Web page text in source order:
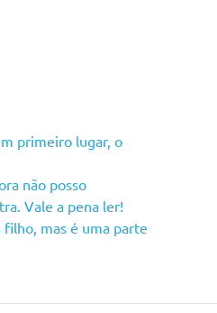
primeiro lugar, o
não posso
Vale a pena ler!
mas é uma parte